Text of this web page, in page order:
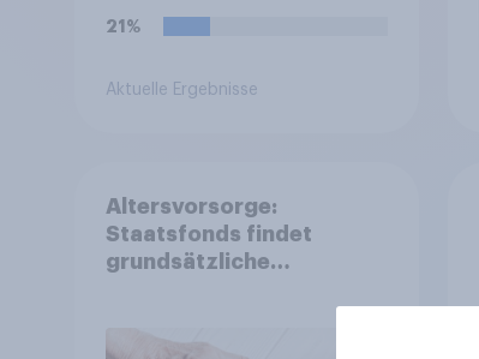
21%
Aktuelle Ergebnisse
Altersvorsorge:
Staatsfonds findet
grundsätzliche
entscheiden über die